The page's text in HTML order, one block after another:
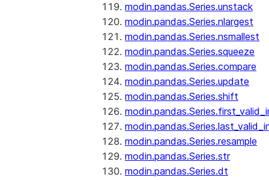
modin.pandas.Series.unstack
modin.pandas.Series.nlargest
modin.pandas.Series.nsmallest
modin.pandas.Series.squeeze
modin.pandas.Series.compare
modin.pandas.Series.update
modin.pandas.Series.shift
modin.pandas.Series.resample
modin.pandas.Series.str
modin.pandas.Series.dt